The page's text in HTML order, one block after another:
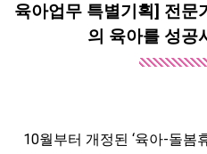
육아업무 특별기획] 전문
의 육아를 성공
10월부터 개정된 ‘육아-돌봄